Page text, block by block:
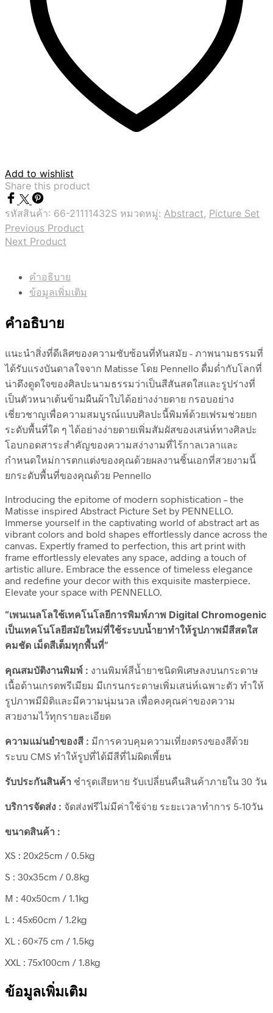
Add to wishlist
Share this product
รหัสสินค้า: 66-21111432S หมวดหมู่: Abstract, Picture Set
Previous Product
Next Product
คำอธิบาย
ข้อมูลเพิ่มเติม
คำอธิบาย
แนะนำสิ่งที่ดีเลิศของความซับซ้อนที่ทันสมัย ​​- ภาพนามธรรมที่
ได้รับแรงบันดาลใจจาก Matisse โดย Pennello ดื่มด่ำกับโลกที่
น่าดึงดูดใจของศิลปะนามธรรมว่าเป็นสีสันสดใสและรูปร่างที่
เป็นตัวหนาเต้นข้ามผืนผ้าใบได้อย่างง่ายดาย กรอบอย่าง
เชี่ยวชาญเพื่อความสมบูรณ์แบบศิลปะนี้พิมพ์ด้วยเฟรมช่วยยก
ระดับพื้นที่ใด ๆ ได้อย่างง่ายดายเพิ่มสัมผัสของเสน่ห์ทางศิลปะ
โอบกอดสาระสำคัญของความสง่างามที่ไร้กาลเวลาและ
กำหนดใหม่การตกแต่งของคุณด้วยผลงานชิ้นเอกที่สวยงามนี้
ยกระดับพื้นที่ของคุณด้วย Pennello
Introducing the epitome of modern sophistication – the
Matisse inspired Abstract Picture Set by PENNELLO.
Immerse yourself in the captivating world of abstract art as
vibrant colors and bold shapes effortlessly dance across the
canvas. Expertly framed to perfection, this art print with
frame effortlessly elevates any space, adding a touch of
artistic allure. Embrace the essence of timeless elegance
and redefine your decor with this exquisite masterpiece.
Elevate your space with PENNELLO.
“เพนเนลโลใช้เทคโนโลยีการพิมพ์ภาพ Digital Chromogenic
เป็นเทคโนโลยีสมัยใหม่ที่ใช้ระบบน้ำยาทำให้รูปภาพมีสีสดใส
คมชัด เม็ดสีเต็มทุกพื้นที่”
คุณสมบัติงานพิมพ์ : งานพิมพ์สีน้ำยาชนิดพิเศษลงบนกระดาษ
เนื้อด้านเกรดพรีเมียม มีเกรนกระดาษเพิ่มเสน่ห์เฉพาะตัว ทำให้
รูปภาพมีมิติและมีความนุ่มนวล เพื่อคงคุณค่าของความ
สวยงามไว้ทุกรายละเอียด
ความแม่นยำของสี : มีการควบคุมความเที่ยงตรงของสีด้วย
ระบบ CMS ทำให้รูปที่ได้มีสีที่ไม่ผิดเพี้ยน
รับประกันสินค้า ชำรุดเสียหาย รับเปลี่ยนคืนสินค้าภายใน 30 วัน
บริการจัดส่ง : จัดส่งฟรีไม่มีค่าใช้จ่าย ระยะเวลาทำการ 5-10วัน
ขนาดสินค้า :
XS : 20x25cm / 0.5kg
S : 30x35cm / 0.8kg
M : 40x50cm / 1.1kg
L : 45x60cm / 1.2kg
XL : 60×75 cm / 1.5kg
XXL : 75x100cm / 1.8kg
ข้อมูลเพิ่มเติม